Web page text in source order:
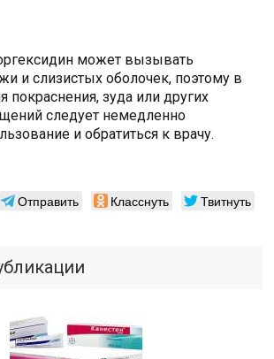
может вызывать
и слизистых оболочек, поэтому в
покраснения, зуда или других
следует немедленно
и обратиться к врачу.
Отправить Класснуть Твитнуть